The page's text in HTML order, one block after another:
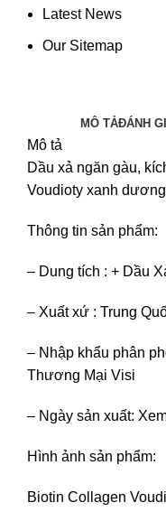
Latest News
Our Sitemap
MÔ TẢĐÁNH
Mô tả
Dầu xả ngăn gàu,
Voudioty xanh
Thông tin sản phẩm:
– Dung tích : + Dầu
– Xuất xứ : Trung
– Nhập khẩu phân
Thương Mại Visi
– Ngày sản xuất:
Hình ảnh sản phẩm:
Biotin Collagen